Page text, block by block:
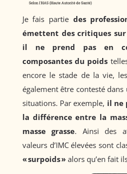
Je fais partie des
émettent des critiques
il ne prend pas en
composantes du poids
encore le stade de la vie,
également être contesté
situations. Par exemple, il ne
la différence entre la
masse grasse. Ainsi des
valeurs d’IMC élevées sont
« surpoids »alors qu’en fait